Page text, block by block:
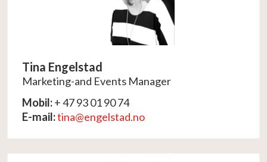
Tina Engelstad
Marketing-and Events Manager
Mobil:+ 47 93 01 90 74
E-mail:tina@engelstad.no